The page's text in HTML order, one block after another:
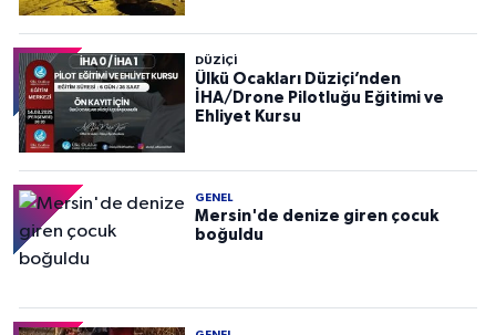
DÜZIÇI
Ülkü Ocakları Düziçi’nden
İHA/Drone Pilotluğu Eğitimi ve
Ehliyet Kursu
GENEL
Mersin'de denize giren çocuk
boğuldu